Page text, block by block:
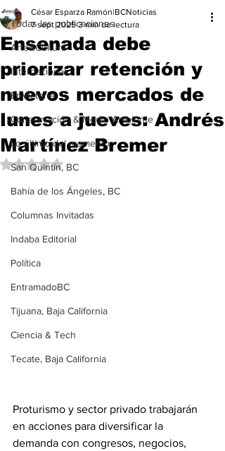
Todas las publicaciones
Arte&Cultura
Internacional
EnVictoria
Conservación & Medio Ambiente
Lo último del momento
San Quintín, BC
Bahía de los Ángeles, BC
Columnas Invitadas
Indaba Editorial
Política
EntramadoBC
Tijuana, Baja California
Ciencia & Tech
Tecate, Baja California
Ensenada debe
priorizar retención y
nuevos mercados de
lunes a jueves: Andrés
Martínez Bremer
César Esparza Ramón|BCNoticias
7 sept 2025 3 min de lectura
Obtuvo NaN de 5 estrellas.
Proturismo y sector privado trabajarán
en acciones para diversificar la
demanda con congresos, negocios,